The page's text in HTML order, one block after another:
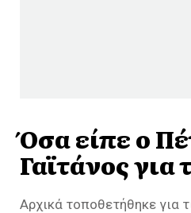
Όσα είπε ο
Γαϊτάνος
Αρχικά τοποθετήθηκε για